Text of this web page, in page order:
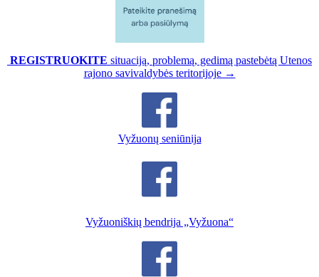
REGISTRUOKITE situaciją, problemą, gedimą pastebėtą Utenos
rajono savivaldybės teritorijoje →
Vyžuonų seniūnija
Vyžuoniškių bendrija „Vyžuona“